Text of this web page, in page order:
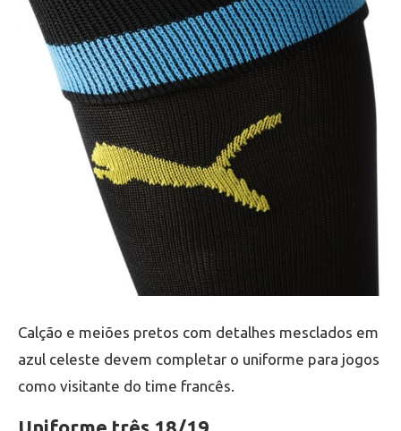
Calção e meiões pretos com detalhes mesclados em
azul celeste devem completar o uniforme para jogos
como visitante do time francês.